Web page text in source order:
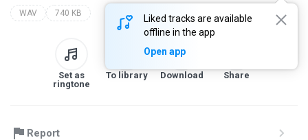
Liked tracks are available
offline in the app
Open app
WAV 740 KB
Set as
ringtone
To library Download Share
Report